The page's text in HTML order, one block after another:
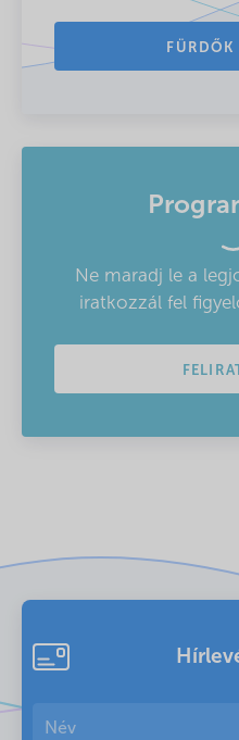
FÜRDŐK
Ne maradj le a
iratkozzál fel